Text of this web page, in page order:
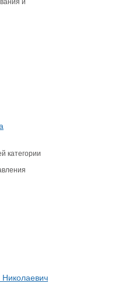
и
категории
Николаевич